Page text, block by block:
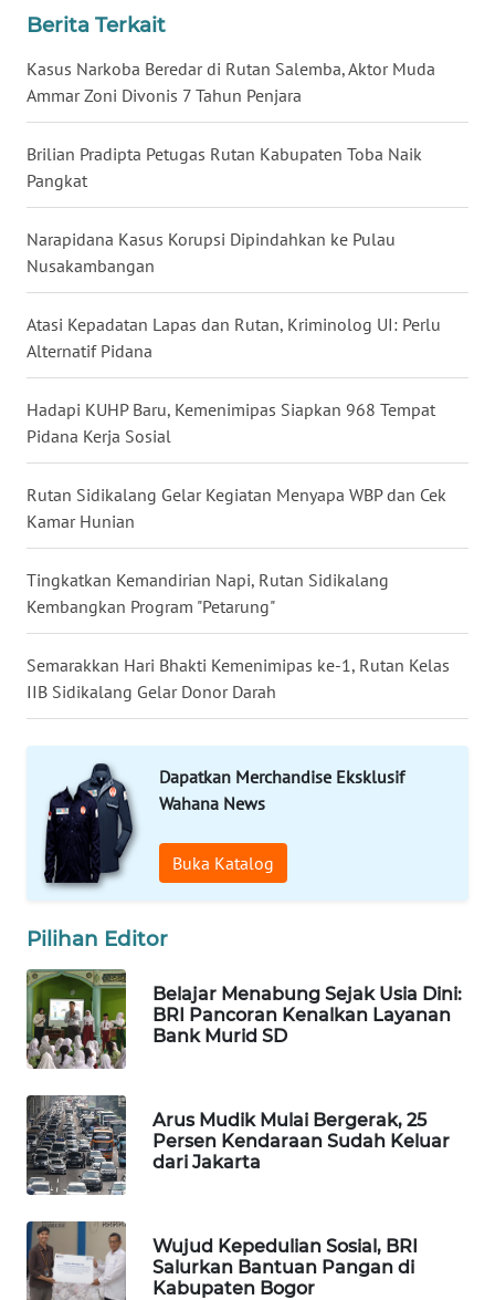
Berita Terkait
Kasus Narkoba Beredar di Rutan Salemba, Aktor Muda
Ammar Zoni Divonis 7 Tahun Penjara
Brilian Pradipta Petugas Rutan Kabupaten Toba Naik
Pangkat
Narapidana Kasus Korupsi Dipindahkan ke Pulau
Nusakambangan
Atasi Kepadatan Lapas dan Rutan, Kriminolog UI: Perlu
Alternatif Pidana
Hadapi KUHP Baru, Kemenimipas Siapkan 968 Tempat
Pidana Kerja Sosial
Rutan Sidikalang Gelar Kegiatan Menyapa WBP dan Cek
Kamar Hunian
Tingkatkan Kemandirian Napi, Rutan Sidikalang
Kembangkan Program "Petarung"
Semarakkan Hari Bhakti Kemenimipas ke-1, Rutan Kelas
IIB Sidikalang Gelar Donor Darah
Dapatkan Merchandise Eksklusif
Wahana News
Buka Katalog
Pilihan Editor
Belajar Menabung Sejak Usia Dini:
BRI Pancoran Kenalkan Layanan
Bank Murid SD
Arus Mudik Mulai Bergerak, 25
Persen Kendaraan Sudah Keluar
dari Jakarta
Wujud Kepedulian Sosial, BRI
Salurkan Bantuan Pangan di
Kabupaten Bogor
MALUKU
MALUT
WN
DAIRI
WN
DANAU
WN
NIAS
LANGKAT
TAPANULI
SELATAN
WN
TANJUNG
LESUNG
KARO
WN
SIMALUNGUN
WN
WN
TAPANULI
TENGAH
WN DELI
SERDANG
TEBING
TINGGI